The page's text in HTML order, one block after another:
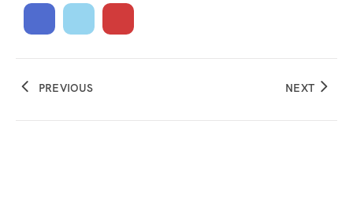
PREVIOUS NEXT